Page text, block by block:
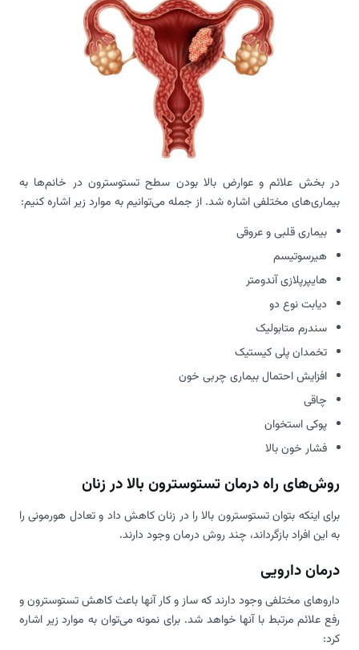
در بخش علائم و عوارض بالا بودن سطح تستوسترون در خانم‌ها به
بیماری‌های مختلفی اشاره شد. از جمله می‌توانیم به موارد زیر اشاره کنیم:
بیماری قلبی و عروقی
هیرسوتیسم
هایپرپلازی آندومتر
دیابت نوع دو
سندرم متابولیک
تخمدان پلی کیستیک
افزایش احتمال بیماری چربی خون
چاقی
پوکی استخوان
فشار خون بالا
روش‌‌های راه درمان تستوسترون بالا در زنان
برای اینکه بتوان تستوسترون بالا را در زنان کاهش داد و تعادل هورمونی را
به این افراد بازگرداند، چند روش درمان وجود دارند.
درمان دارویی
داروهای مختلفی وجود دارند که ساز و کار آنها باعث کاهش تستوسترون و
رفع علائم مرتبط با آنها خواهد شد. برای نمونه می‌توان به موارد زیر اشاره
کرد: